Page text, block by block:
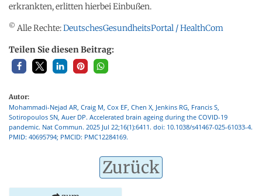
erkrankten, erlitten hierbei Einbußen.
© Alle Rechte:DeutschesGesundheitsPortal / HealthCom
Teilen Sie diesen Beitrag:
Autor:
Mohammadi-Nejad AR, Craig M, Cox EF, Chen X, Jenkins RG, Francis S,
Sotiropoulos SN, Auer DP. Accelerated brain ageing during the COVID-19
pandemic. Nat Commun. 2025 Jul 22;16(1):6411. doi: 10.1038/s41467-025-61033-4.
PMID: 40695794; PMCID: PMC12284169.
Zurück